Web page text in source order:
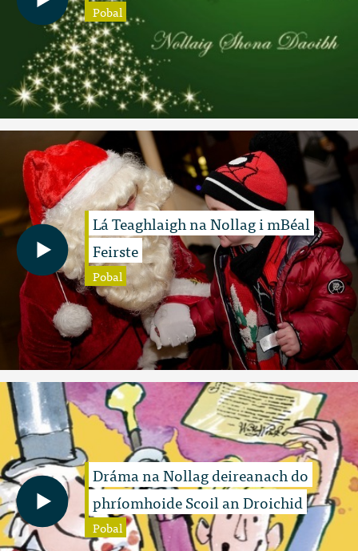
Pobal
Lá Teaghlaigh na Nollag i mBéal
Feirste
Pobal
Dráma na Nollag deireanach do
phríomhoide Scoil an Droichid
Pobal